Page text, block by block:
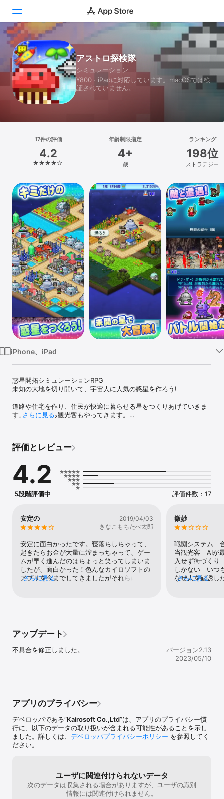
Today
ゲーム
アプリ
検索
プラットフォーム
iPhone
iPad
Mac
Vision
Watch
TV
アストロ探検隊
シミュレーション
¥800 · iPadに対応しています。macOSでは検
証されていません。
17件の評価
4.2
年齢制限指定
4+
歳
ランキング
198位
ストラテジー
iPhone、iPad
惑星開拓シミュレーションRPG
未知の大地を切り開いて、宇宙人に人気の惑星を作ろう!
道路や住宅を作り、住民が快適に暮らせる星をつくりあげていきま
す。他の星から観光客もやってきます。
銀河一の惑星を作り上げていきましょう。
----
他のゲームは「カイロソフト」で検索してね。 https://kairopark.jp
遊んだことがあるかもしれないような無料ゲームや売り切りアプリ
が盛りだくさん！
2Dドット絵のカイロソフトゲームシリーズだよ。
最新情報はツイッターをフォローしてね。
https://twitter.com/kairokun2010
さらに見る
評価とレビュー
4.2
5段階評価中 評価件数：17
安定の
2019/04/03
きなこもちたべ太郎
安定に面白かったです。寝落ちしちゃって、
起きたらお金が大量に溜まっちゃって、ゲー
ムが早く進んだのはちょっと笑ってしまいま
したが、面白かった！色んなカイロソフトの
アプリを今までしてきましたがそれらに比べ
さらに見る
微妙
戦闘システム　
当観光客　AIが
入せず街づくり
しかない　い
なぜ人を勧誘し
さらに見る
アップデート
不具合を修正しました。
バージョン2.13
2023/05/10
アプリのプライバシー
デベロッパである“Kairosoft Co.,Ltd”は、アプリのプライバシー慣
行に、以下のデータの取り扱いが含まれる可能性があることを示し
ました。詳しくは、 デベロッパプライバシーポリシー を参照してく
ださい。
ユーザに関連付けられないデータ
次のデータは収集される場合がありますが、ユーザの識別
情報には関連付けられません。